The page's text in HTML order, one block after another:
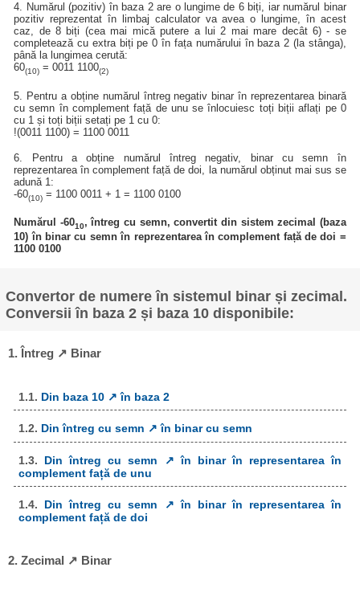
4. Numărul (pozitiv) în baza 2 are o lungime de 6 biți, iar numărul binar
pozitiv reprezentat în limbaj calculator va avea o lungime, în acest
caz, de 8 biți (cea mai mică putere a lui 2 mai mare decât 6) - se
completează cu extra biți pe 0 în fața numărului în baza 2 (la stânga),
până la lungimea cerută:
60(10) = 0011 1100(2)
5. Pentru a obține numărul întreg negativ binar în reprezentarea binară
cu semn în complement față de unu se înlocuiesc toți biții aflați pe 0
cu 1 și toți biții setați pe 1 cu 0:
!(0011 1100) = 1100 0011
6. Pentru a obține numărul întreg negativ, binar cu semn în
reprezentarea în complement față de doi, la numărul obținut mai sus se
adună 1:
-60(10) = 1100 0011 + 1 = 1100 0100
Numărul -6010, întreg cu semn, convertit din sistem zecimal (baza
10) în binar cu semn în reprezentarea în complement față de doi =
1100 0100
Convertor de numere în sistemul binar și zecimal.
Conversii în baza 2 și baza 10 disponibile:
1. Întreg ↗ Binar
1.1. Din baza 10 ↗ în baza 2
1.2. Din întreg cu semn ↗ în binar cu semn
1.3. Din întreg cu semn ↗ în binar în representarea în
complement față de unu
1.4. Din întreg cu semn ↗ în binar în representarea în
complement față de doi
2. Zecimal ↗ Binar